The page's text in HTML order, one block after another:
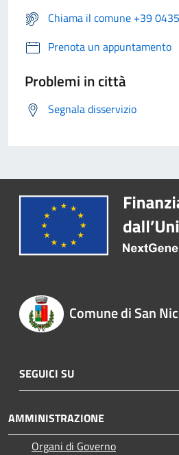
Chiama il comune +39
Prenota un appuntamento
Problemi in città
Segnala disservizio
Comune di San
SEGUICI SU
AMMINISTRAZIONE
Organi di Governo